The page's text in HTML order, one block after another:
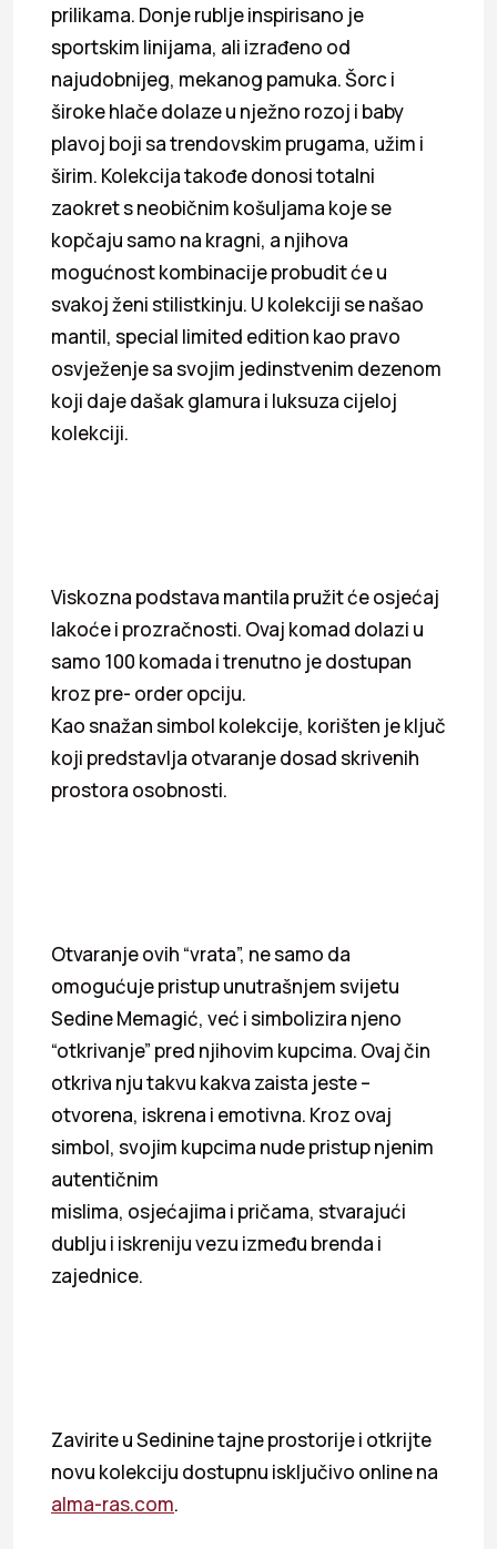
prilikama. Donje rublje inspirisano je
sportskim linijama, ali izrađeno od
najudobnijeg, mekanog pamuka. Šorc i
široke hlače dolaze u nježno rozoj i baby
plavoj boji sa trendovskim prugama, užim i
širim. Kolekcija takođe donosi totalni
zaokret s neobičnim košuljama koje se
kopčaju samo na kragni, a njihova
mogućnost kombinacije probudit će u
svakoj ženi stilistkinju. U kolekciji se našao
mantil, special limited edition kao pravo
osvježenje sa svojim jedinstvenim dezenom
koji daje dašak glamura i luksuza cijeloj
kolekciji.
Viskozna podstava mantila pružit će osjećaj
lakoće i prozračnosti. Ovaj komad dolazi u
samo 100 komada i trenutno je dostupan
kroz pre- order opciju.
Kao snažan simbol kolekcije, korišten je ključ
koji predstavlja otvaranje dosad skrivenih
prostora osobnosti.
Otvaranje ovih “vrata”, ne samo da
omogućuje pristup unutrašnjem svijetu
Sedine Memagić, već i simbolizira njeno
“otkrivanje” pred njihovim kupcima. Ovaj čin
otkriva nju takvu kakva zaista jeste –
otvorena, iskrena i emotivna. Kroz ovaj
simbol, svojim kupcima nude pristup njenim
autentičnim
mislima, osjećajima i pričama, stvarajući
dublju i iskreniju vezu između brenda i
zajednice.
Zavirite u Sedinine tajne prostorije i otkrijte
novu kolekciju dostupnu isključivo online na
alma-ras.com.